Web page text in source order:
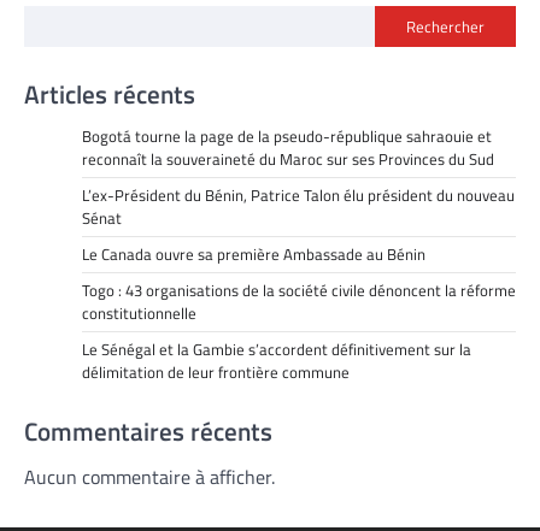
Rechercher
Articles récents
Bogotá tourne la page de la pseudo-république sahraouie et
reconnaît la souveraineté du Maroc sur ses Provinces du Sud
L’ex-Président du Bénin, Patrice Talon élu président du nouveau
Sénat
Le Canada ouvre sa première Ambassade au Bénin
Togo : 43 organisations de la société civile dénoncent la réforme
constitutionnelle
Le Sénégal et la Gambie s’accordent définitivement sur la
délimitation de leur frontière commune
Commentaires récents
Aucun commentaire à afficher.